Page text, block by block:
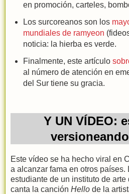
en promoción, carteles,
Los surcoreanos son los
mundiales de ramyeon
noticia: la hierba es verde.
Finalmente, este artículo
al número de atención en
del Sur tiene su gracia.
Y UN VÍDEO:
Este vídeo se ha hecho viral en
a alcanzar fama en otros países.
estudiante de un instituto de
canta la canción Hello de la